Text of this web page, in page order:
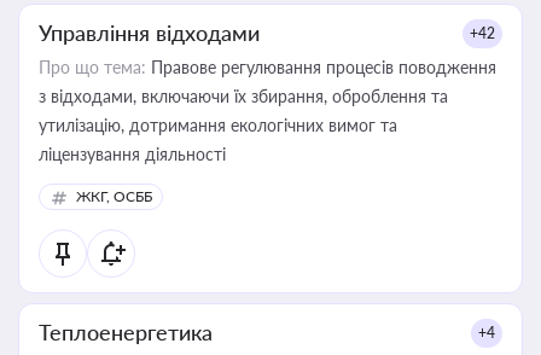
Управління відходами +42
Про що тема: Правове регулювання процесів поводження
з відходами, включаючи їх збирання, оброблення та
утилізацію, дотримання екологічних вимог та
ліцензування діяльності
ЖКГ, ОСББ
Теплоенергетика +4